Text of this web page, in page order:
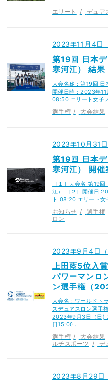
エリート デュア
2023年11月4日
第19回 日本
寒河江） 結果
大会名称：第19回 日
開催日時：2023年11
08:50 エリート女子
選手権 大会結果
2023年10月31日
第19回 日本
寒河江） 開催
［１］大会名 第19
江） ［２］開催日
ト 08:20 エリート
お知らせ 選手権
ロン
2023年9月4日（
上田藍5位入
パワーマンロ
ン選手権（
大会名：ワールドト
スデュアスロン選手
2023年9月3日（日)
日15:00…
選手権 大会結果
ルチスポーツ
デ
2023年8月29日